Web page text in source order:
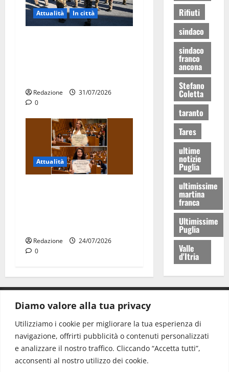
Diamo valore alla tua privacy
Utilizziamo i cookie per migliorare la tua esperienza di
navigazione, offrirti pubblicità o contenuti personalizzati
e analizzare il nostro traffico. Cliccando “Accetta tutti”,
acconsenti al nostro utilizzo dei cookie.
Attualità In città
Redazione
31/07/2026
0
Attualità
Redazione
24/07/2026
0
Rifiuti
sindaco
sindaco
franco
ancona
Stefano
Coletta
taranto
Tares
ultime
notizie
Puglia
ultimissime
martina
franca
Ultimissime
Puglia
Valle
d'Itria
Redazione: redazione@www.martinasera.it
Direttore:direttore@www.martinasera.it
Info & Commerciale:info@www.martinasera.it